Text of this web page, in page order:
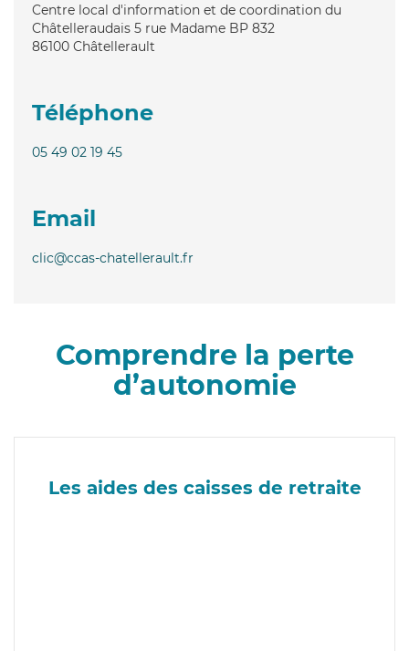
Centre local d'information et de coordination du
Châtelleraudais 5 rue Madame BP 832
86100 Châtellerault
Téléphone
05 49 02 19 45
Email
clic@ccas-chatellerault.fr
Comprendre la perte
d’autonomie
Les aides des caisses de retraite